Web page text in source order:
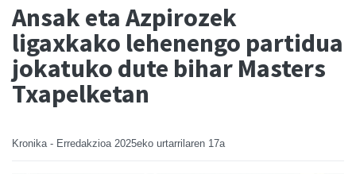
Ansak eta Azpirozek
ligaxkako lehenengo partidua
jokatuko dute bihar Masters
Txapelketan
Kronika - Erredakzioa 2025eko urtarrilaren 17a